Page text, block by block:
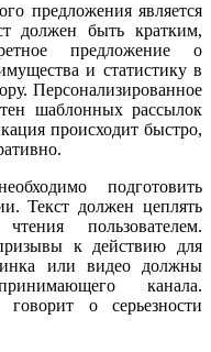
предложения является
должен быть кратким,
предложение о
и статистику в
Персонализированное
шаблонных рассылок
происходит быстро,
подготовить
Текст должен цеплять
пользователем.
к действию для
или видео должны
канала.
о серьезности